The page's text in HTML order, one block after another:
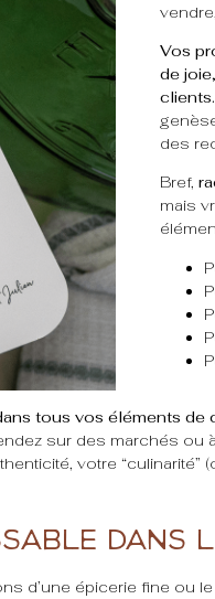
Vos
de
clients.
des
Bref,
mais
tous vos éléments de
sur des marchés ou
votre “culinarité”
dans
d’une épicerie fine ou